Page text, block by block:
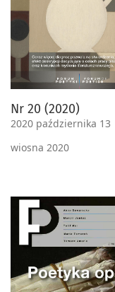
Nr 20 (2020)
2020 października 13
wiosna 2020